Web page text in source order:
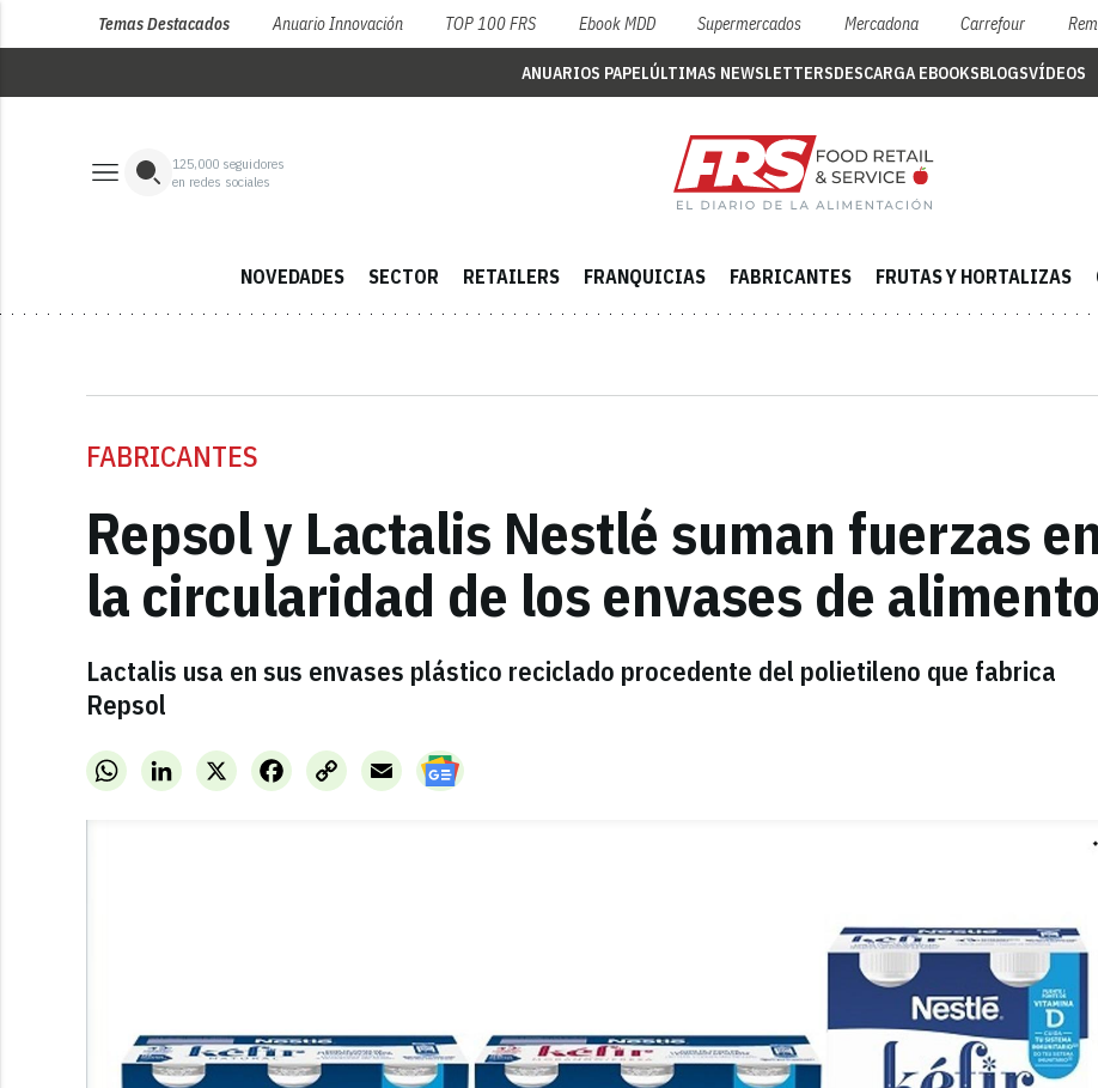
Temas Destacados Anuario Innovación TOP 100 FRS Ebook MDD Supermercados Mercadona Carrefour
ANUARIOS PAPELÚLTIMAS NEWSLETTERSDESCARGA EBOOKSBLOGSVÍDEOS
125,000 seguidores
en redes sociales
NOVEDADES SECTOR RETAILERS FRANQUICIAS FABRICANTES FRUTAS Y HORTALIZAS
FABRICANTES
Repsol y Lactalis Nestlé suman fuerzas
la circularidad de los envases de
Lactalis usa en sus envases plástico reciclado procedente del polietileno que fabrica
Repsol
WhatsAppLinkedInX FacebookCopy
Link
Email